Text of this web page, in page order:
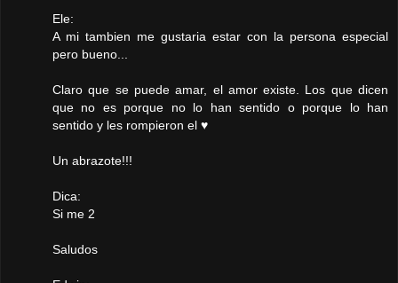
Ele:
A mi tambien me gustaria estar con la persona especial
pero bueno...
Claro que se puede amar, el amor existe. Los que dicen
que no es porque no lo han sentido o porque lo han
sentido y les rompieron el ♥
Un abrazote!!!
Dica:
Si me 2
Saludos